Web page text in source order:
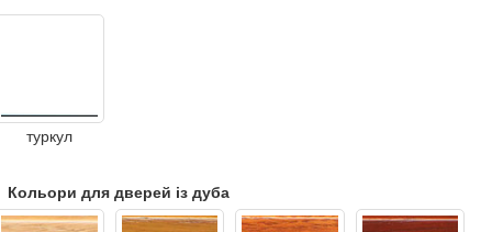
туркул
Кольори для дверей із дуба